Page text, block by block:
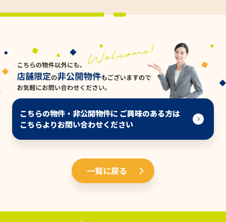
こちらの物件・非公開物件に ご興味のある方は
こちらよりお問い合わせください
一覧に戻る